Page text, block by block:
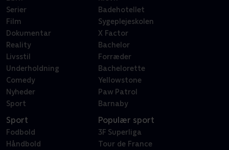
Serier
Film
Dokumentar
Reality
Livsstil
Underholdning
Comedy
Nyheder
Sport
Badehotellet
Sygeplejeskolen
X Factor
Bachelor
Forræder
Bachelorette
Yellowstone
Paw Patrol
Barnaby
Sport
Fodbold
Håndbold
Populær sport
3F Superliga
Tour de France